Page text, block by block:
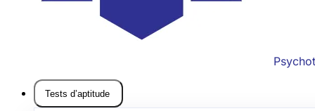
Tests d’aptitude